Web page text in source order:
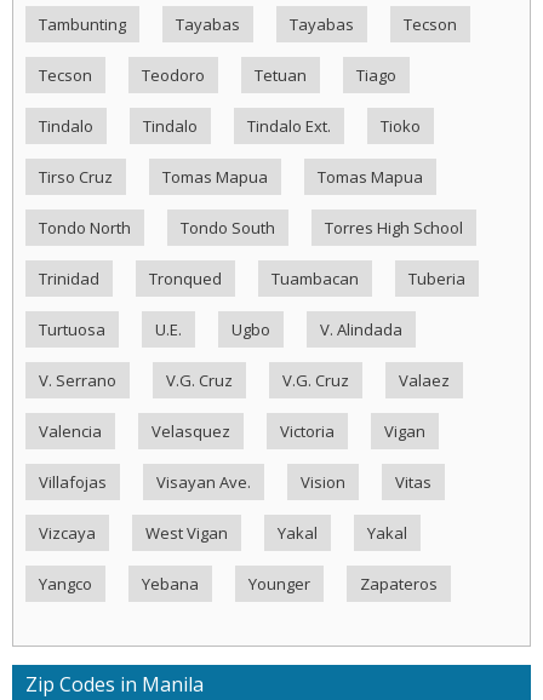
Tambunting Tayabas Tayabas Tecson
Tecson Teodoro Tetuan Tiago
Tindalo Tindalo Tindalo Ext. Tioko
Tirso Cruz Tomas Mapua Tomas Mapua
Tondo North Tondo South Torres High School
Trinidad Tronqued Tuambacan Tuberia
Turtuosa U.E. Ugbo V. Alindada
V. Serrano V.G. Cruz V.G. Cruz Valaez
Valencia Velasquez Victoria Vigan
Villafojas Visayan Ave. Vision Vitas
Vizcaya West Vigan Yakal Yakal
Yangco Yebana Younger Zapateros
Zip Codes in Manila